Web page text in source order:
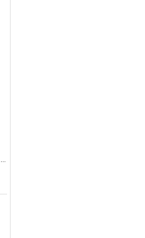
OPI Nature Strong lak za nokte We Canyon Do Better